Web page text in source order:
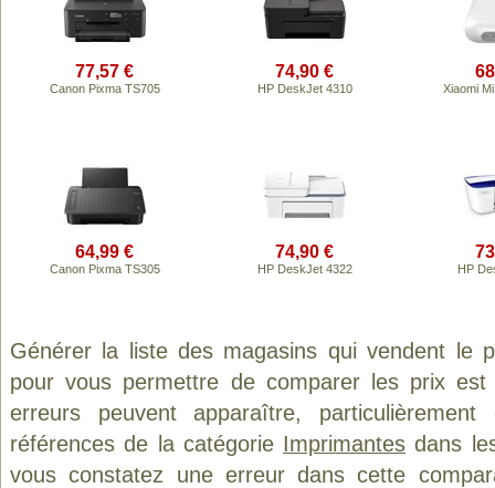
77,57 €
Canon Pixma TS705
74,90 €
HP DeskJet 4310 Xiaomi
64,99 €
Canon Pixma TS305
74,90 €
HP DeskJet 4322 HP
Générer la liste des magasins qui vendent le
pour vous permettre de comparer les prix
erreurs peuvent apparaître,
références de la catégorie Imprimantes dans
vous constatez une erreur dans cette